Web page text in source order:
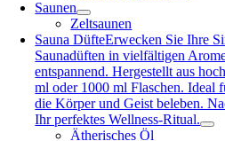
Saunen
Zeltsaunen
Sauna DüfteErwecken Sie Ihre
Saunadüften in vielfältigen
entspannend. Hergestellt aus
ml oder 1000 ml Flaschen. Ideal
die Körper und Geist beleben.
Ihr perfektes Wellness-Ritual.
Ätherisches Öl